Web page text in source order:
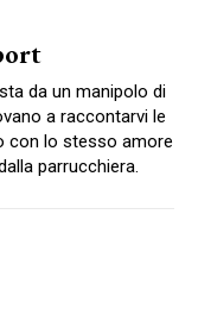
da un manipolo di
a raccontarvi le
con lo stesso amore
parrucchiera.